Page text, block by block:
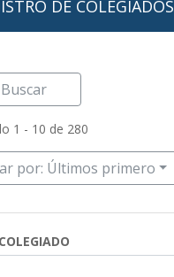
DE COLEGIADOS
Buscar
1 - 10 de 280
por: Últimos primero